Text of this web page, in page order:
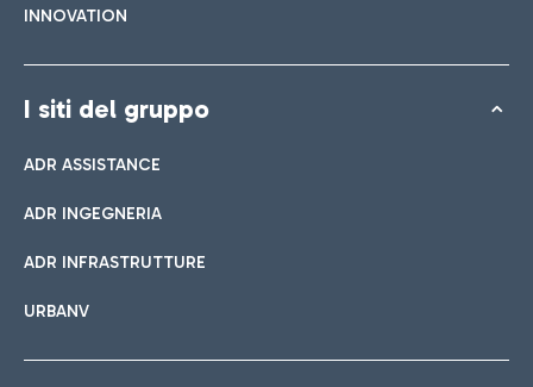
INNOVATION
I siti del gruppo
ADR ASSISTANCE
ADR INGEGNERIA
ADR INFRASTRUTTURE
URBANV